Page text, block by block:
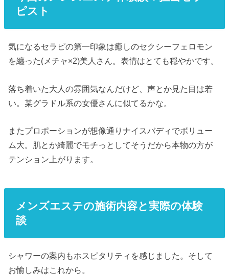
ピスト
気になるセラピの第一印象は癒しのセクシーフェロモン
を纏った(メチャ×2)美人さん。表情はとても穏やかです。
落ち着いた大人の雰囲気なんだけど、声とか見た目は若
い。某グラドル系の女優さんに似てるかな。
またプロポーションが想像通りナイスバディでボリュー
ム大。肌とか綺麗でモチっとしてそうだから本物の方が
テンション上がります。
メンズエステの施術内容と実際の体験
談
シャワーの案内もホスピタリティを感じました。そして
お愉しみはこれから。